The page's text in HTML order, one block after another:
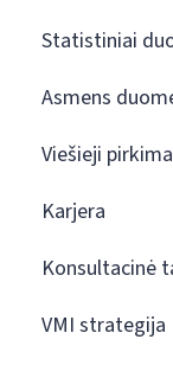
Statistiniai
Asmens
Viešieji
Karjera
Konsultacinė
VMI strategija